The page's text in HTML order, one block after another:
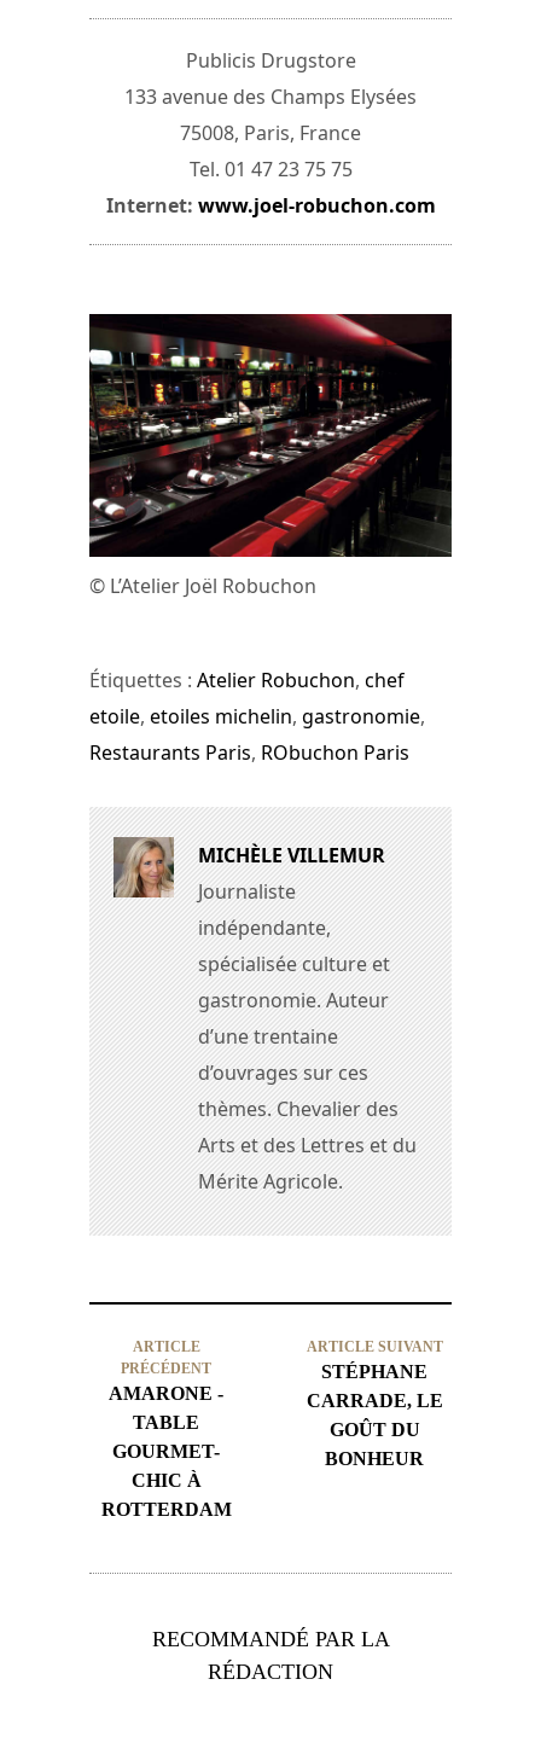
Publicis Drugstore
133 avenue des Champs Elysées
75008, Paris, France
Tel. 01 47 23 75 75
Internet: www.joel-robuchon.com
© L’Atelier Joël Robuchon
Étiquettes : Atelier Robuchon, chef
etoile, etoiles michelin, gastronomie,
Restaurants Paris, RObuchon Paris
MICHÈLE VILLEMUR
Journaliste
indépendante,
spécialisée culture et
gastronomie. Auteur
d’une trentaine
d’ouvrages sur ces
thèmes. Chevalier des
Arts et des Lettres et du
Mérite Agricole.
ARTICLE
PRÉCÉDENT
AMARONE -
TABLE
GOURMET-
CHIC À
ROTTERDAM
ARTICLE SUIVANT
STÉPHANE
CARRADE, LE
GOÛT DU
BONHEUR
RECOMMANDÉ PAR LA
RÉDACTION